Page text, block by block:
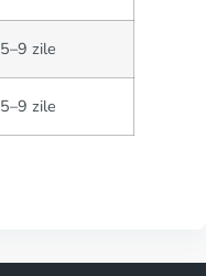
5–9 zile
5–9 zile